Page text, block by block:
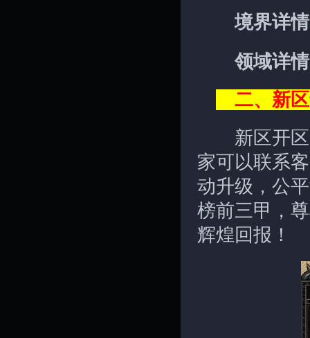
境界详
领域详
二、新区
新区开区
家可以联系
动升级，公
榜前三甲，
辉煌回报！